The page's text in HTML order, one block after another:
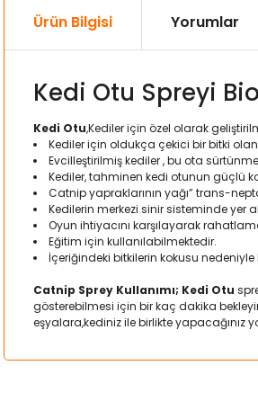
Ürün Bilgisi Yorumlar
Kedi Otu Spreyi
Kedi Otu,Kediler için özel olarak
Kediler için oldukça çekici bir bitki
Evcilleştirilmiş kediler , bu ota
Kediler, tahminen kedi otunun güçlü
Catnip yapraklarının yağı” trans-
Kedilerin merkezi sinir sisteminde yer
Oyun ihtiyacını karşılayarak
Eğitim için kullanılabilmektedir.
İçeriğindeki bitkilerin kokusu
Catnip Sprey Kullanımı; Kedi Otu
gösterebilmesi için bir kaç dakika
eşyalara,kediniz ile birlikte yapacağınız